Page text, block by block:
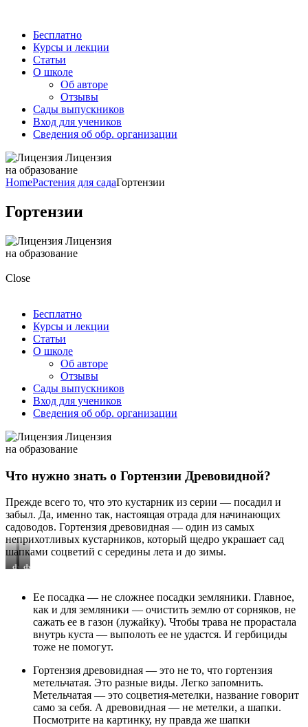
Бесплатно
Курсы и лекции
Статьи
О школе
Об авторе
Отзывы
Сады выпускников
Вход для учеников
Сведения об обр. организации
Лицензия
на образование
HomeРастения для садаГортензии
Гортензии
Лицензия
на образование
Close
Бесплатно
Курсы и лекции
Статьи
О школе
Об авторе
Отзывы
Сады выпускников
Вход для учеников
Сведения об обр. организации
Лицензия
на образование
Что нужно знать о Гортензии Древовидной?
Прежде всего то, что это кустарник из серии — посадил и
забыл. Да, именно так, настоящая отрада для начинающих
садоводов. Гортензия древовидная — один из самых
неприхотливых кустарников, который щедро украшает сад
шапками соцветий с середины лета и до зимы.
ФотоФото
Ее посадка — не сложнее посадки земляники. Главное,
как и для земляники — очистить землю от сорняков, не
сажать ее в газон (лужайку). Чтобы трава не прорастала
внутрь куста — выполоть ее не удастся. И гербициды
тоже не помогут.
Гортензия древовидная — это не то, что гортензия
метельчатая. Это разные виды. Легко запомнить.
Метельчатая — это соцветия-метелки, название говорит
само за себя. А древовидная — не метелки, а шапки.
Посмотрите на картинку, ну правда же шапки